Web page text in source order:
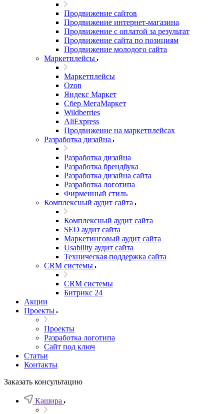
Продвижение сайтов
Продвижение интернет-магазина
Продвижение с оплатой за результат
Продвижение сайта по позициям
Продвижение молодого сайта
Маркетплейсы
Маркетплейсы
Ozon
Яндекс Маркет
Сбер МегаМаркет
Wildberries
AliExpress
Продвижение на маркетплейсах
Разработка дизайна
Разработка дизайна
Разработка брендбука
Разработка дизайна сайта
Разработка логотипа
Фирменный стиль
Комплексный аудит сайта
Комплексный аудит сайта
SEO аудит сайта
Маркетинговый аудит сайта
Usability аудит сайта
Техническая поддержка сайта
CRM системы
CRM системы
Битрикс 24
Акции
Проекты
Проекты
Разработка логотипа
Сайт под ключ
Статьи
Контакты
Заказать консультацию
Кашира